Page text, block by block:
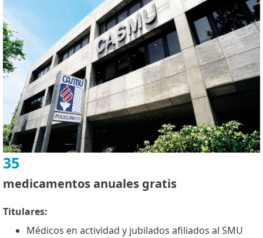
35
medicamentos anuales gratis
Titulares:
Médicos en actividad y jubilados afiliados al SMU